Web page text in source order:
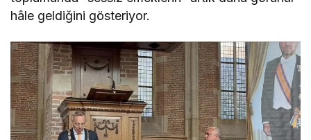
hâle geldiğini gösteriyor.